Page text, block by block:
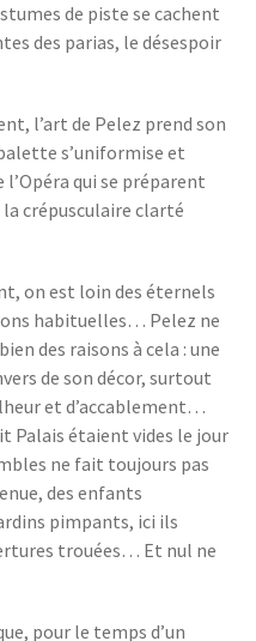
de piste se cachent
des parias, le désespoir
l’art de Pelez prend son
s’uniformise et
qui se préparent
crépusculaire clarté
on est loin des éternels
habituelles… Pelez ne
des raisons à cela : une
de son décor, surtout
et d’accablement…
Palais étaient vides le jour
ne fait toujours pas
des enfants
pimpants, ici ils
trouées… Et nul ne
pour le temps d’un